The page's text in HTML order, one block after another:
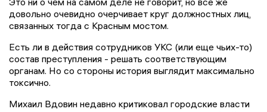
довольно очевидно очерчивает круг должностных лиц,
связанных тогда с Красным мостом.
Есть ли в действия сотрудников УКС (или еще чьих-то)
состав преступления - решать соответствующим
органам. Но со стороны история выглядит максимально
токсично.
Михаил Вдовин недавно критиковал городские власти